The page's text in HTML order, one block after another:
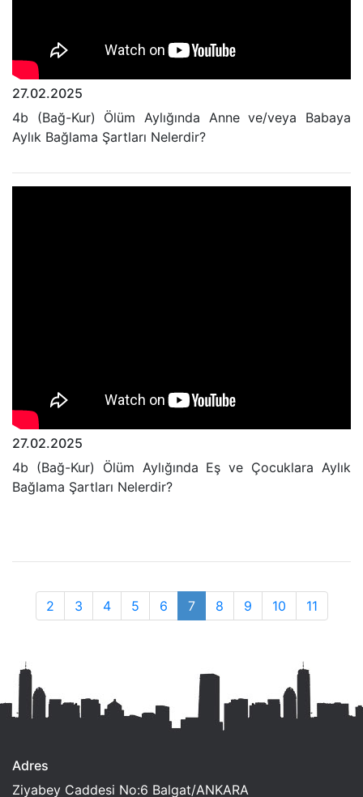
27.02.2025
4b (Bağ-Kur) Ölüm Aylığında Anne ve/veya Babaya
Aylık Bağlama Şartları Nelerdir?
27.02.2025
4b (Bağ-Kur) Ölüm Aylığında Eş ve Çocuklara Aylık
Bağlama Şartları Nelerdir?
2 3 4 5 6 7 8 9 10 11
Adres
Ziyabey Caddesi No:6 Balgat/ANKARA